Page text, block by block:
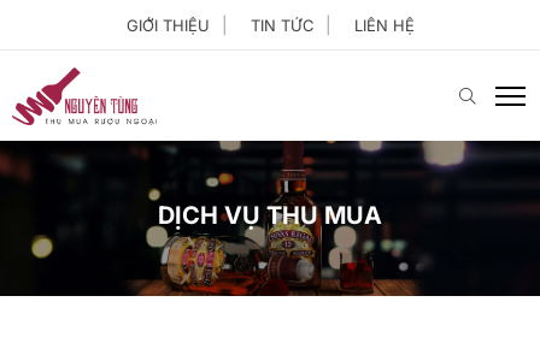
GIỚI THIỆU TIN TỨC LIÊN HỆ
DỊCH VỤ THU MUA